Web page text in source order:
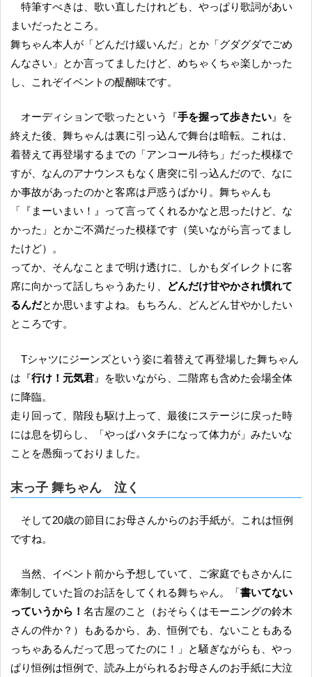
特筆すべきは、歌い直したけれども、やっぱり歌詞があい
まいだったところ。
舞ちゃん本人が「どんだけ緩いんだ」とか「グダグダでごめ
んなさい」とか言ってましたけど、めちゃくちゃ楽しかった
し、これぞイベントの醍醐味です。
オーディションで歌ったという『手を握って歩きたい』を
終えた後、舞ちゃんは裏に引っ込んで舞台は暗転。これは、
着替えて再登場するまでの「アンコール待ち」だった模様で
すが、なんのアナウンスもなく唐突に引っ込んだので、なに
か事故があったのかと客席は戸惑うばかり。舞ちゃんも
「『まーいまい！』って言ってくれるかなと思ったけど、な
かった」とかご不満だった模様です（笑いながら言ってまし
たけど）。
ってか、そんなことまで明け透けに、しかもダイレクトに客
席に向かって話しちゃうあたり、
どんだけ甘やかされ慣れて
るんだとか思いますよね。もちろん、どんどん甘やかしたい
ところです。
Tシャツにジーンズという姿に着替えて再登場した舞ちゃん
は『行け！元気君 』を歌いながら、二階席も含めた会場全体
に降臨。
走り回って、階段も駆け上って、最後にステージに戻った時
には息を切らし、「やっぱハタチになって体力が」みたいな
ことを愚痴っておりました。
末っ子 舞ちゃん 泣く
そして20歳の節目にお母さんからのお手紙が。これは恒例
ですね。
当然、イベント前から予想していて、ご家庭でもさかんに
牽制していた旨のお話をしてくれる舞ちゃん。「書いてない
っていうから！ 名古屋のこと（おそらくはモーニングの鈴木
さんの件か？）もあるから、あ、恒例でも、ないこともある
っちゃあるんだって思ってたのに！」と騒ぎながらも、やっ
ぱり恒例は恒例で、読み上がられるお母さんのお手紙に大泣